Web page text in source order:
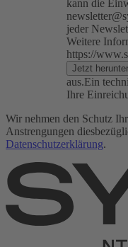
kann die
jeder
Weitere
https://
Jetzt
aus.Ein
Ihre
Wir nehmen den Schutz
Anstrengungen
Datenschutzerklärung.